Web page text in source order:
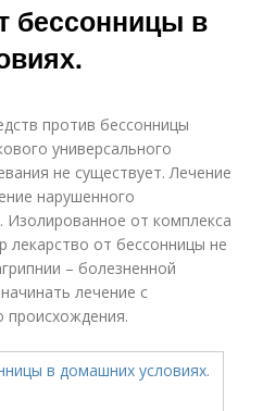
бессонницы в
против бессонницы
универсального
не существует. Лечение
нарушенного
Изолированное от комплекса
лекарство от бессонницы не
– болезненной
лечение с
происхождения.